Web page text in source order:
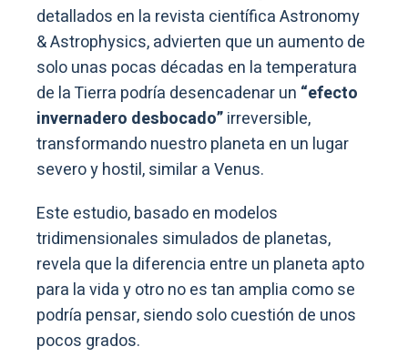
detallados en la revista científica Astronomy
& Astrophysics, advierten que un aumento de
solo unas pocas décadas en la temperatura
de la Tierra podría desencadenar un “efecto
invernadero desbocado”irreversible,
transformando nuestro planeta en un lugar
severo y hostil, similar a Venus.
Este estudio, basado en modelos
tridimensionales simulados de planetas,
revela que la diferencia entre un planeta apto
para la vida y otro no es tan amplia como se
podría pensar, siendo solo cuestión de unos
pocos grados.